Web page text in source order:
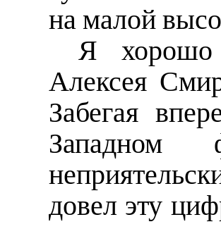
на малой
Я хорошо
Алексея
Забегая
довел эту